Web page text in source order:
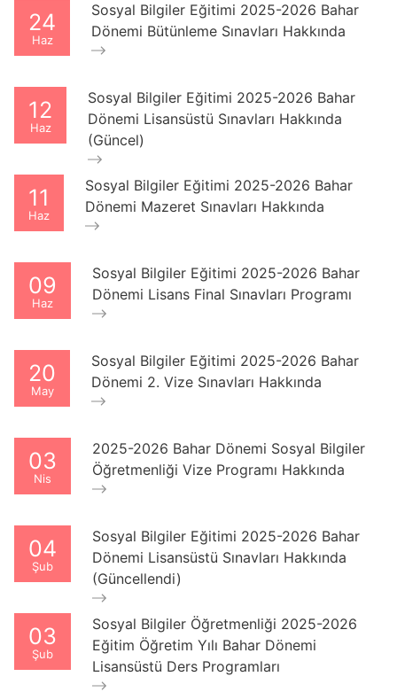
24
Haz
Sosyal Bilgiler Eğitimi 2025-2026 Bahar
Dönemi Bütünleme Sınavları Hakkında
12
Haz
Sosyal Bilgiler Eğitimi 2025-2026 Bahar
Dönemi Lisansüstü Sınavları Hakkında
(Güncel)
11
Haz
Sosyal Bilgiler Eğitimi 2025-2026 Bahar
Dönemi Mazeret Sınavları Hakkında
09
Haz
Sosyal Bilgiler Eğitimi 2025-2026 Bahar
Dönemi Lisans Final Sınavları Programı
20
May
Sosyal Bilgiler Eğitimi 2025-2026 Bahar
Dönemi 2. Vize Sınavları Hakkında
03
Nis
2025-2026 Bahar Dönemi Sosyal Bilgiler
Öğretmenliği Vize Programı Hakkında
04
Şub
Sosyal Bilgiler Eğitimi 2025-2026 Bahar
Dönemi Lisansüstü Sınavları Hakkında
(Güncellendi)
03
Şub
Sosyal Bilgiler Öğretmenliği 2025-2026
Eğitim Öğretim Yılı Bahar Dönemi
Lisansüstü Ders Programları